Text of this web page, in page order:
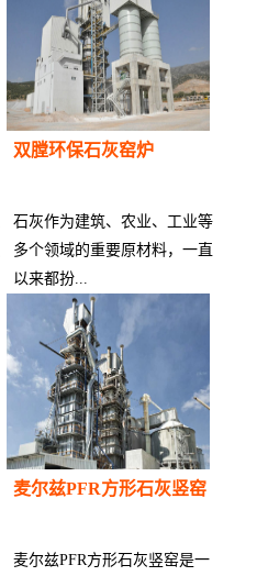
双膛环保石灰窑炉
石灰作为建筑、农业、工业等
多个领域的重要原材料，一直
以来都扮...
供应商：
麦尔兹PFR方形石灰竖窑
麦尔兹PFR方形石灰竖窑是一